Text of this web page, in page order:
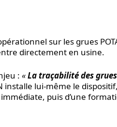
sur les grues
directement en usine.
: «La traçabilité des
installe lui-même le
puis d’une